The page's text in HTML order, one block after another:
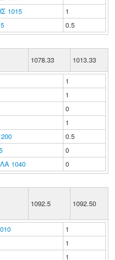
1015
1
0.5
1078.33 1013.33
1
1
0
1
0.5
0
1040
0
1092.5 1092.50
1
1
1